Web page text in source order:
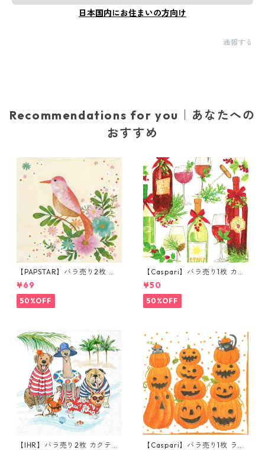
日本国内にお住まいの方向け
通報する
Recommendations for you｜あなたへの
おすすめ
【PAPSTAR】バラ売り2枚 ラ
ンチサイズ ペーパーナプキン
Flowery Bird クリーム
¥69
50%OFF
【Caspari】バラ売り1枚 カク
テルサイズ ペーパーナプキン
A Christmas Toast グリーン
¥50
50%OFF
【IHR】バラ売り2枚 カクテル
【Caspari】バラ売り1枚 ラン